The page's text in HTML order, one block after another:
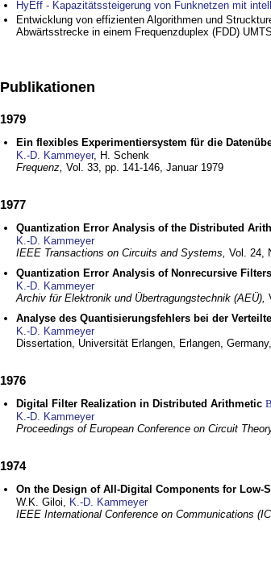
HyEff - Kapazitätssteigerung von Funknetzen mit
Entwicklung von effizienten Algorithmen und
Abwärtsstrecke in einem Frequenzduplex (FDD)
Publikationen
1979
Ein flexibles Experimentiersystem für die
K.-D. Kammeyer, H. Schenk
Frequenz, Vol. 33, pp. 141-146, Januar 1979
1977
Quantization Error Analysis of the Distributed
K.-D. Kammeyer
IEEE Transactions on Circuits and Systems, Vol. 24,
Quantization Error Analysis of Nonrecursive
K.-D. Kammeyer
Archiv für Elektronik und Übertragungstechnik (AEÜ),
Analyse des Quantisierungsfehlers bei der
K.-D. Kammeyer
Dissertation, Universität Erlangen, Erlangen, Germany,
1976
Digital Filter Realization in Distributed Arithmetic
K.-D. Kammeyer
Proceedings of European Conference on Circuit
1974
On the Design of All-Digital Components for Low-
W.K. Giloi, K.-D. Kammeyer
IEEE International Conference on Communications